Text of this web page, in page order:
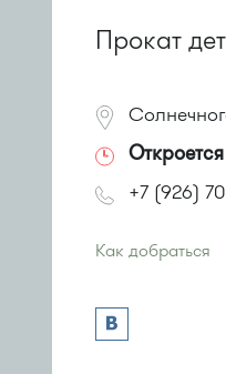
Прокат
+7 (926)
Как добраться
Автобусы № 357,
Маршрутка №